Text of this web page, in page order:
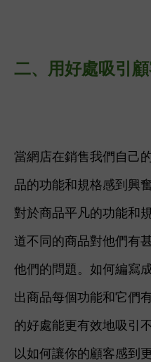
二、 用好處吸引
當網店在銷售我們自己
品的功能和規格感到興
對於商品平凡的功能和
道不同的商品對他們有
他們的問題。如何編寫
出商品每個功能和它們
的好處能更有效地吸引
以如何讓你的顧客感到